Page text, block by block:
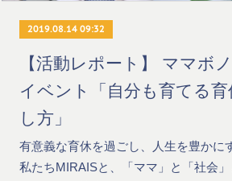
2019.08.14 09:32
【活動レポート】 ママボ
イベント「自分も育てる
し方」
有意義な育休を過ごし、人生を豊かに
私たちMIRAISと、「ママ」と「社会